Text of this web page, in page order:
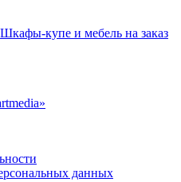
Шкафы-купе и мебель на заказ
данных